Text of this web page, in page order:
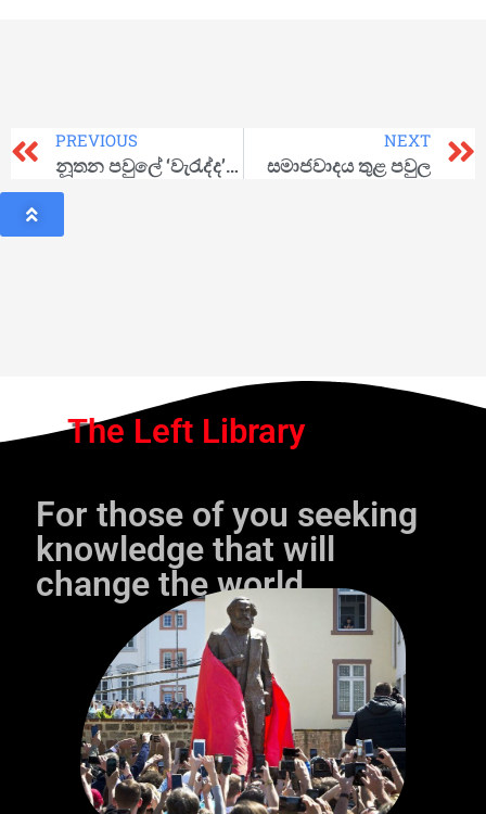
PREVIOUS
නූතන පවුලේ ‘වැරැද්ද’ කුමක්ද?
NEXT
සමාජවාදය තුළ පවුල
The Left Library
For those of you seeking
knowledge that will
change the world